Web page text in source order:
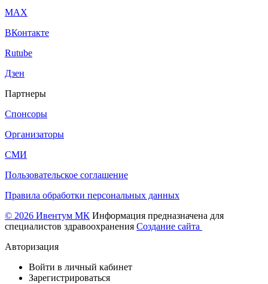
МАХ
ВКонтакте
Rutube
Дзен
Партнеры
Спонсоры
Организаторы
СМИ
Пользовательское соглашение
Правила обработки персональных данных
© 2026 Ивентум МК Информация предназначена для
специалистов здравоохранения Создание сайта
Авторизация
Войти в личный кабинет
Зарегистрироваться